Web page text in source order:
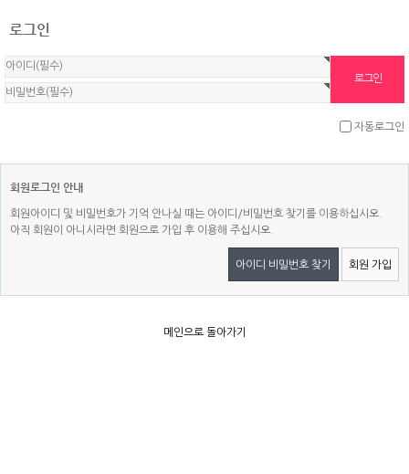
로그인
자동로그인
회원로그인 안내
회원아이디 및 비밀번호가 기억 안나실 때는 아이디/비밀번호 찾기를 이용하십시오.
아직 회원이 아니시라면 회원으로 가입 후 이용해 주십시오.
아이디 비밀번호 찾기 회원 가입
메인으로 돌아가기